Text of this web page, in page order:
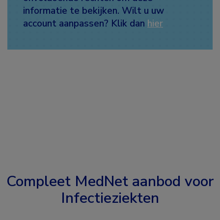
informatie te bekijken. Wilt u uw
account aanpassen? Klik dan hier
Compleet MedNet aanbod voor
Infectieziekten